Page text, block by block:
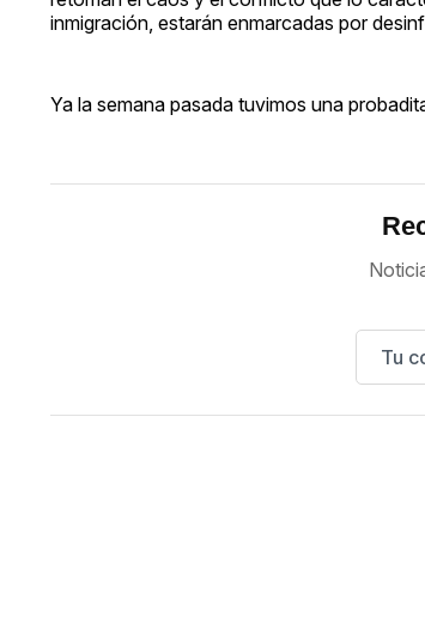
inmigración, estarán enmarcadas por
Ya la semana pasada tuvimos una